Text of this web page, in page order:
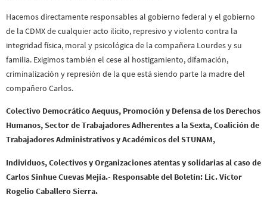
Hacemos directamente responsables al gobierno federal y el gobierno
de la CDMX de cualquier acto ilícito, represivo y violento contra la
integridad física, moral y psicológica de la compañera Lourdes y su
familia. Exigimos también el cese al hostigamiento, difamación,
criminalización y represión de la que está siendo parte la madre del
compañero Carlos.
Colectivo Democrático Aequus, Promoción y Defensa de los Derechos
Humanos, Sector de Trabajadores Adherentes a la Sexta, Coalición de
Trabajadores Administrativos y Académicos del STUNAM,
Individuos, Colectivos y Organizaciones atentas y solidarias al caso de
Carlos Sinhue Cuevas Mejía.- Responsable del Boletín: Lic. Víctor
Rogelio Caballero Sierra.